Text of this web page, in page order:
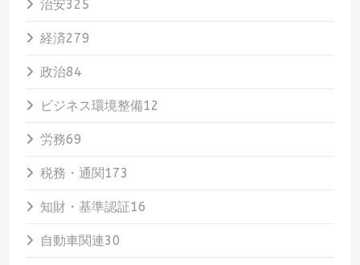
治安325
経済279
政治84
ビジネス環境整備12
労務69
税務・通関173
知財・基準認証16
自動車関連30